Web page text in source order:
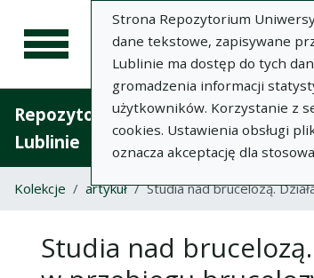
Strona Repozytorium
dane tekstowe, zapisywane
Lublinie ma dostęp do tych
gromadzenia informacji
użytkowników. Korzystanie z
cookies. Ustawienia obsługi
oznacza akceptację dla
Repozytorium Uniwersytetu
Lublinie
Kolekcje artykuł Studia nad brucelozą.
Studia nad